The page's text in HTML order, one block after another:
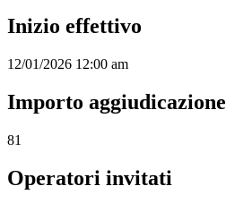
Inizio effettivo
12/01/2026 12:00 am
Importo aggiudicazione
81
Operatori invitati